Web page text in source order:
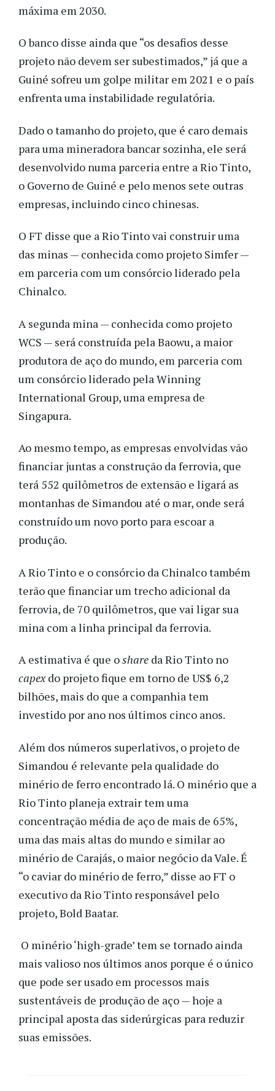
máxima em 2030.
O banco disse ainda que “os desafios desse
projeto não devem ser subestimados,” já que a
Guiné sofreu um golpe militar em 2021 e o país
enfrenta uma instabilidade regulatória.
Dado o tamanho do projeto, que é caro demais
para uma mineradora bancar sozinha, ele será
desenvolvido numa parceria entre a Rio Tinto,
o Governo de Guiné e pelo menos sete outras
empresas, incluindo cinco chinesas.
O FT disse que a Rio Tinto vai construir uma
das minas — conhecida como projeto Simfer —
em parceria com um consórcio liderado pela
Chinalco.
A segunda mina — conhecida como projeto
WCS — será construída pela Baowu, a maior
produtora de aço do mundo, em parceria com
um consórcio liderado pela Winning
International Group, uma empresa de
Singapura.
Ao mesmo tempo, as empresas envolvidas vão
financiar juntas a construção da ferrovia, que
terá 552 quilômetros de extensão e ligará as
montanhas de Simandou até o mar, onde será
construído um novo porto para escoar a
produção.
A Rio Tinto e o consórcio da Chinalco também
terão que financiar um trecho adicional da
ferrovia, de 70 quilômetros, que vai ligar sua
mina com a linha principal da ferrovia.
A estimativa é que oshare da Rio Tinto no
capexdo projeto fique em torno de US$ 6,2
bilhões, mais do que a companhia tem
investido por ano nos últimos cinco anos.
Além dos números superlativos, o projeto de
Simandou é relevante pela qualidade do
minério de ferro encontrado lá. O minério que a
Rio Tinto planeja extrair tem uma
concentração média de aço de mais de 65%,
uma das mais altas do mundo e similar ao
minério de Carajás, o maior negócio da Vale. É
“o caviar do minério de ferro,” disse ao FT o
executivo da Rio Tinto responsável pelo
projeto, Bold Baatar.
O minério ‘high-grade’ tem se tornado ainda
mais valioso nos últimos anos porque é o único
que pode ser usado em processos mais
sustentáveis de produção de aço — hoje a
principal aposta das siderúrgicas para reduzir
suas emissões.